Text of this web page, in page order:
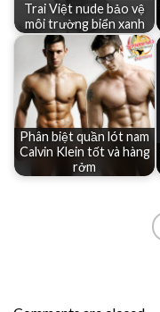
Trai Việt nude bảo vệ
môi trường biển xanh
Phân biệt quần lót nam
Calvin Klein tốt và hàng
rởm